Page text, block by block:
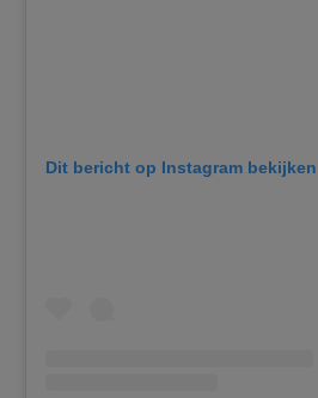
Dit bericht op Instagram bekijken